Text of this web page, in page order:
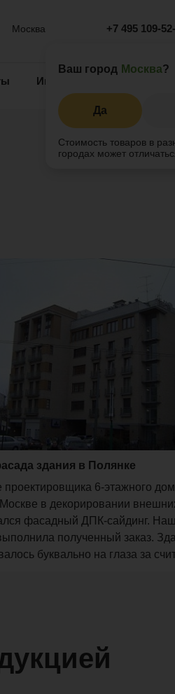
Москва
Ваш город Москва?
Да
Стоимость товаров в
городах может
+7 495 109-
Информация
здания в Полянке
проектировщика 6-этажного
Москве в декорировании
фасадный ДПК-сайдинг.
полученный заказ.
буквально на глаза за